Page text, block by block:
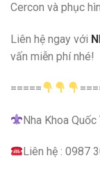
Cercon và phục
Liên hệ ngay với
vấn miễn phí nhé!
=====
Nha Khoa
Liên hệ : 0987